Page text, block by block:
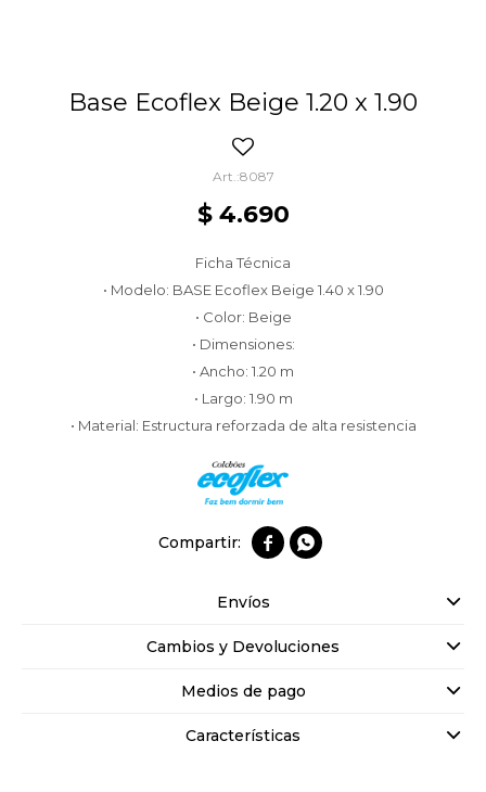
Base Ecoflex Beige 1.20 x 1.90
8087
$ 4.690
Ficha Técnica
• Modelo: BASE Ecoflex Beige 1.40 x 1.90
• Color: Beige
• Dimensiones:
• Ancho: 1.20 m
• Largo: 1.90 m
• Material: Estructura reforzada de alta resistencia
 
Envíos
Cambios y Devoluciones
Medios de pago
Características